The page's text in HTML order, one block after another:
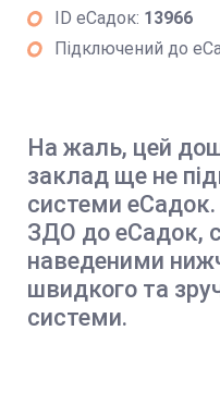
ID еСадок: 13966
Підключений до
На жаль, цей
заклад ще не
системи
ЗДО до еСадок,
наведеними
швидкого та
системи.